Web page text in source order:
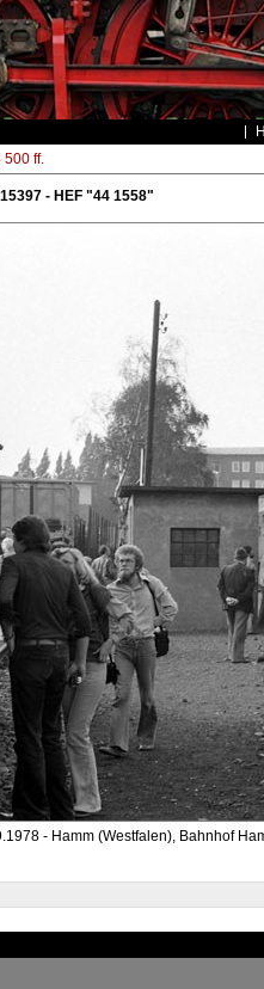
500 ff.
15397 - HEF "44 1558"
- Hamm (Westfalen), Bahnhof